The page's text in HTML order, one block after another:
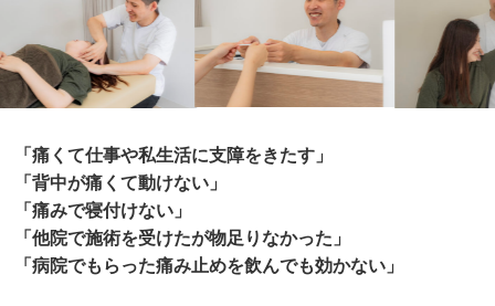
「痛くて仕事や私生活に支障をきたす」
「背中が痛くて動けない」
「痛みで寝付けない」
「他院で施術を受けたが物足りなかった」
「病院でもらった痛み止めを飲んでも効かない」